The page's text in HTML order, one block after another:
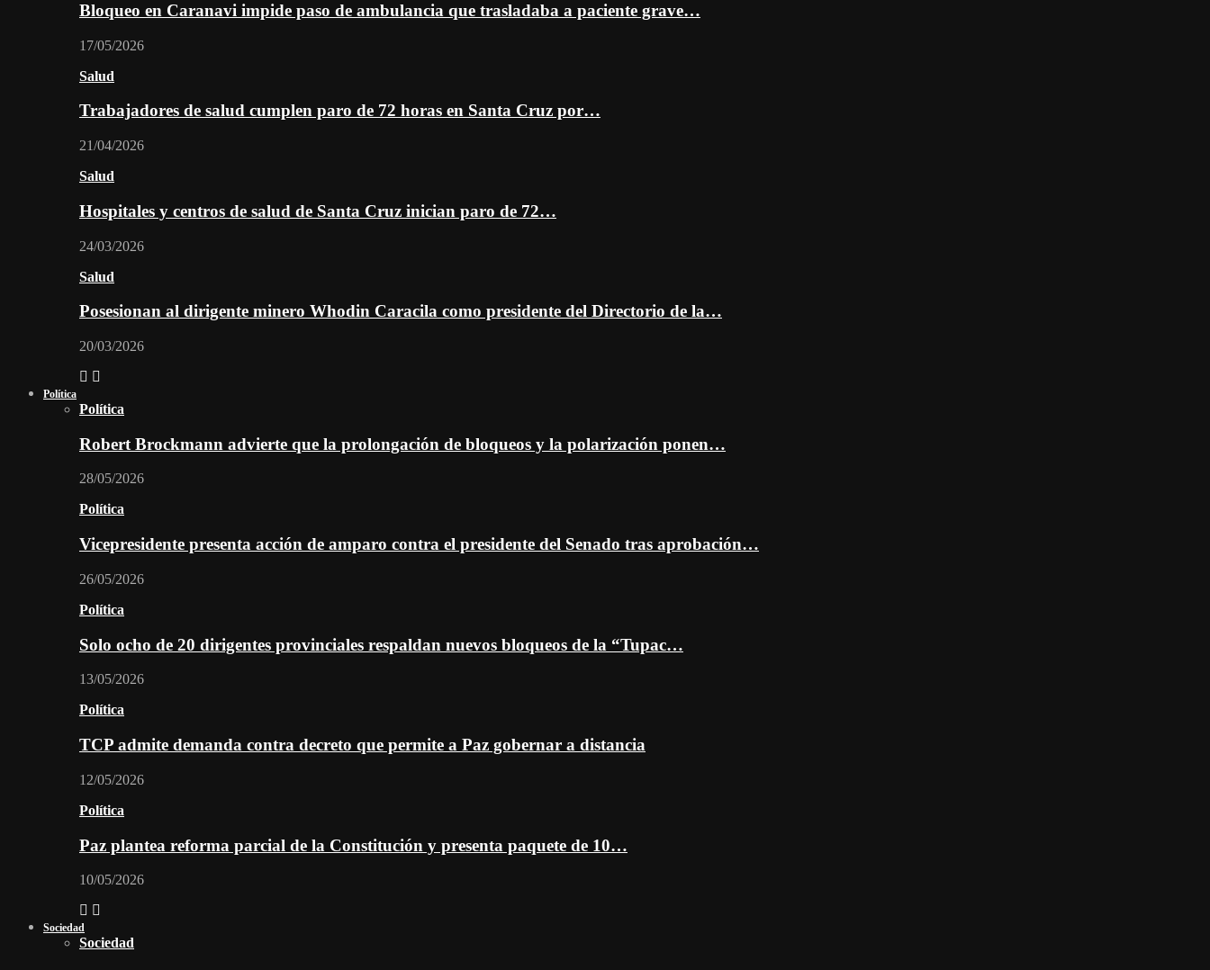
Bloqueo en Caranavi impide paso de ambulancia que trasladaba a paciente grave…
17/05/2026
Salud
Trabajadores de salud cumplen paro de 72 horas en Santa Cruz por…
21/04/2026
Salud
Hospitales y centros de salud de Santa Cruz inician paro de 72…
24/03/2026
Salud
Posesionan al dirigente minero Whodin Caracila como presidente del Directorio de la…
20/03/2026
Política
Política
Robert Brockmann advierte que la prolongación de bloqueos y la polarización ponen…
28/05/2026
Política
Vicepresidente presenta acción de amparo contra el presidente del Senado tras aprobación…
26/05/2026
Política
Solo ocho de 20 dirigentes provinciales respaldan nuevos bloqueos de la “Tupac…
13/05/2026
Política
TCP admite demanda contra decreto que permite a Paz gobernar a distancia
12/05/2026
Política
Paz plantea reforma parcial de la Constitución y presenta paquete de 10…
10/05/2026
Sociedad
Sociedad